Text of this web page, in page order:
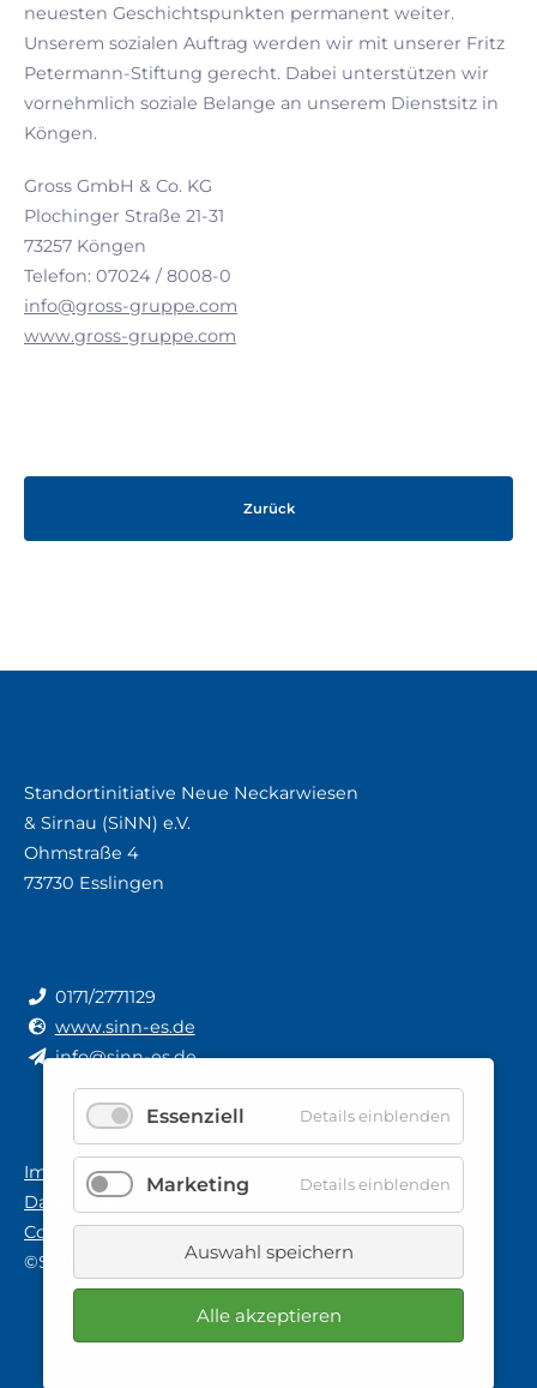
neuesten Geschichtspunkten permanent weiter.
Unserem sozialen Auftrag werden wir mit unserer Fritz
Petermann-Stiftung gerecht. Dabei unterstützen wir
vornehmlich soziale Belange an unserem Dienstsitz in
Köngen.
Gross GmbH & Co. KG
Plochinger Straße 21-31
73257 Köngen
Telefon: 07024 / 8008-0
info@gross-gruppe.com
www.gross-gruppe.com
Zurück
Standortinitiative Neue Neckarwiesen
& Sirnau (SiNN) e.V.
Ohmstraße 4
73730 Esslingen
0171/2771129
www.sinn-es.de
info@sinn-es.de
Impressum
Datenschutz
Cookies
©SiNN e.V.
Essenziell Details einblenden
Marketing Details einblenden
Auswahl speichern
Alle akzeptieren